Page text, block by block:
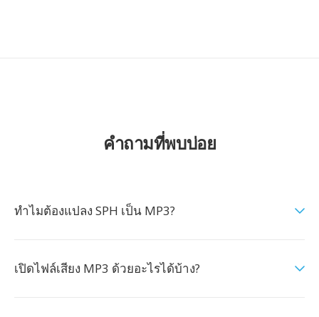
คำถามที่พบบ่อย
ทำไมต้องแปลง SPH เป็น MP3?
เปิดไฟล์เสียง MP3 ด้วยอะไรได้บ้าง?